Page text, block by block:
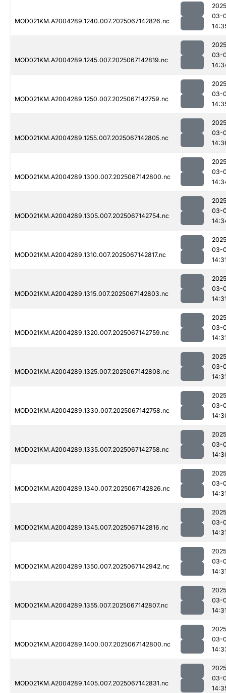
MOD021KM.A2004289.1240.007.2025067142826.nc
03-
MOD021KM.A2004289.1245.007.2025067142819.nc
03-
MOD021KM.A2004289.1250.007.2025067142759.nc
03-
MOD021KM.A2004289.1255.007.2025067142805.nc
03-
MOD021KM.A2004289.1300.007.2025067142800.nc
03-
MOD021KM.A2004289.1305.007.2025067142754.nc
03-
MOD021KM.A2004289.1310.007.2025067142817.nc
03-
MOD021KM.A2004289.1315.007.2025067142803.nc
03-
MOD021KM.A2004289.1320.007.2025067142759.nc
03-
MOD021KM.A2004289.1325.007.2025067142808.nc
03-
MOD021KM.A2004289.1330.007.2025067142758.nc
03-
MOD021KM.A2004289.1335.007.2025067142758.nc
03-
MOD021KM.A2004289.1340.007.2025067142826.nc
03-
MOD021KM.A2004289.1345.007.2025067142816.nc
03-
MOD021KM.A2004289.1350.007.2025067142942.nc
03-
MOD021KM.A2004289.1355.007.2025067142807.nc
03-
MOD021KM.A2004289.1400.007.2025067142800.nc
03-
MOD021KM.A2004289.1405.007.2025067142831.nc
03-